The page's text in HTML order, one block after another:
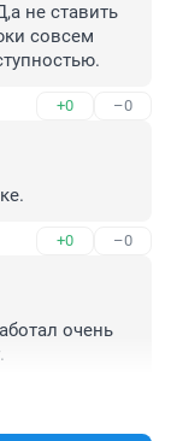
не ставить
совсем
+0 –0
+0 –0
очень